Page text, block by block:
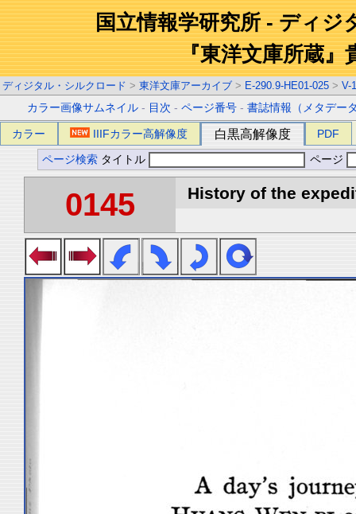
国立情報学研究所 - ディジ
『東洋文庫所蔵』
ディジタル・シルクロード > 東洋文庫アーカイブ > E-290.9-HE01-025 > V-1
カラー画像サムネイル - 目次 -ページ番号 -書誌情報（メタデー
カラー IIIFカラー高解像度 白黒高解像度 PDF
ページ検索 タイトル ページ
0145 History of the